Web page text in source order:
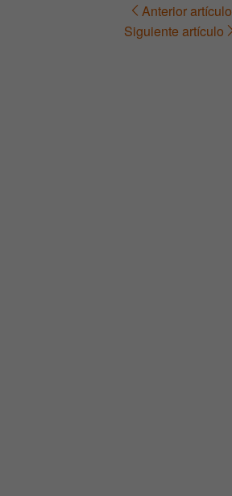
Navegación Anterior artículo
Siguiente artículo